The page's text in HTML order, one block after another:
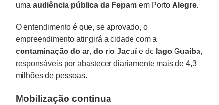
umaaudiência pública da Fepam em Porto Alegre.
O entendimento é que, se aprovado, o
empreendimento atingirá a cidade com a
contaminação do ar,do rio Jacuí e do lago Guaíba,
responsáveis por abastecer diariamente mais de 4,3
milhões de pessoas.
Mobilização continua